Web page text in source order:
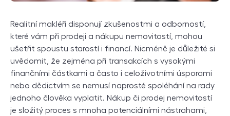
Realitní makléři disponují zkušenostmi a odborností,
které vám při prodeji a nákupu nemovitostí, mohou
ušetřit spoustu starostí i financí. Nicméně je důležité si
uvědomit, že zejména při transakcích s vysokými
finančními částkami a často i celoživotními úsporami
nebo dědictvím se nemusí naprosté spoléhání na rady
jednoho člověka vyplatit. Nákup či prodej nemovitostí
je složitý proces s mnoha potenciálními nástrahami,